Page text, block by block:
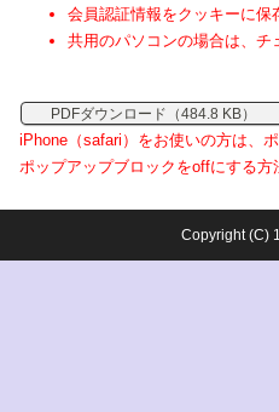
会員認証情報をクッキーに
共用のパソコンの場合は、チ
PDFダウンロード（484.8 KB）
iPhone（safari）をお使いの方は、
ポップアップブロックをoffにする方
Copyright (C)